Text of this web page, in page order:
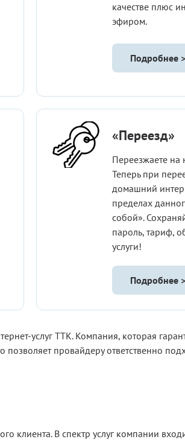
качестве плюс
эфиром.
Подробнее >
«Переезд»
Переезжаете на
Теперь при
домашний
пределах
собой».
пароль, тариф,
услуги!
Подробнее >
услуг ТТК. Компания, которая
провайдеру ответственно
клиента. В спектр услуг компании